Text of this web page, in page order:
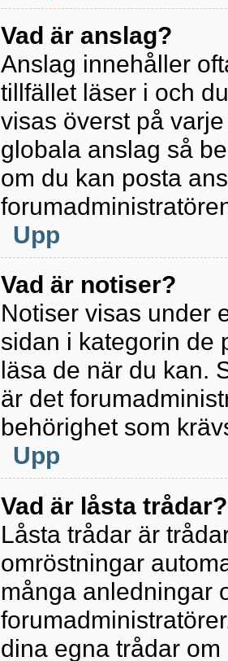
Vad är anslag?
Anslag innehåller
tillfället läser i och
visas överst på
globala anslag så
om du kan posta
Upp
Vad är notiser?
Notiser visas under
sidan i kategorin de
läsa de när du kan.
är det
behörighet som
Upp
Vad är låsta trådar?
Låsta trådar är
omröstningar
många anledningar
dina egna trådar